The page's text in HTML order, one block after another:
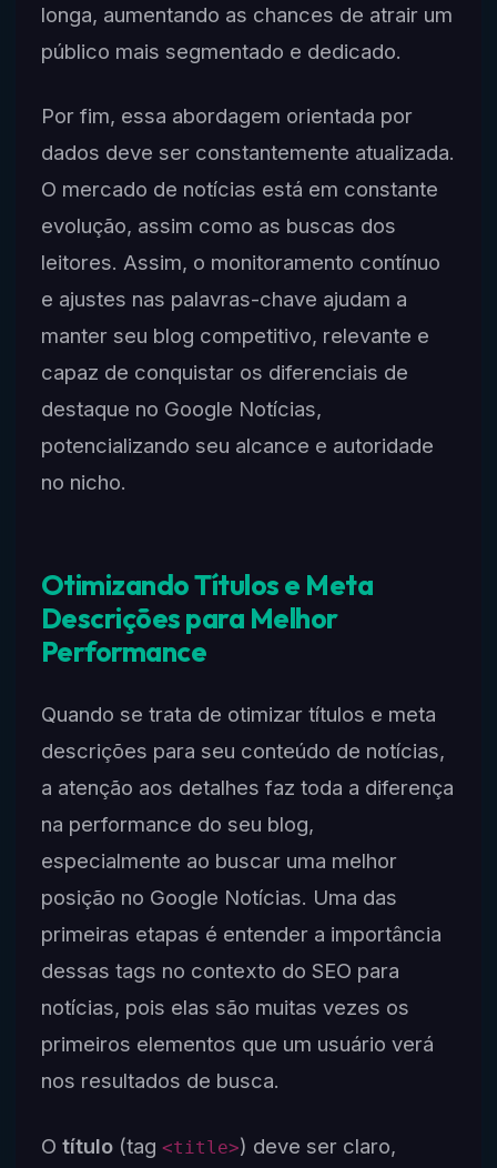
longa, aumentando as chances de atrair um
público mais segmentado e dedicado.
Por fim, essa abordagem orientada por
dados deve ser constantemente atualizada.
O mercado de notícias está em constante
evolução, assim como as buscas dos
leitores. Assim, o monitoramento contínuo
e ajustes nas palavras-chave ajudam a
manter seu blog competitivo, relevante e
capaz de conquistar os diferenciais de
destaque no Google Notícias,
potencializando seu alcance e autoridade
no nicho.
Otimizando Títulos e Meta
Descrições para Melhor
Performance
Quando se trata de otimizar títulos e meta
descrições para seu conteúdo de notícias,
a atenção aos detalhes faz toda a diferença
na performance do seu blog,
especialmente ao buscar uma melhor
posição no Google Notícias. Uma das
primeiras etapas é entender a importância
dessas tags no contexto do SEO para
notícias, pois elas são muitas vezes os
primeiros elementos que um usuário verá
nos resultados de busca.
O título(tag <title>) deve ser claro,